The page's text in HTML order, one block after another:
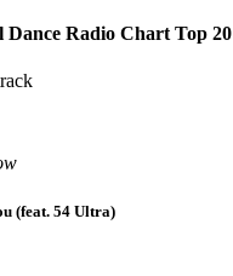
Radio Chart Top 20
(feat. 54 Ultra)